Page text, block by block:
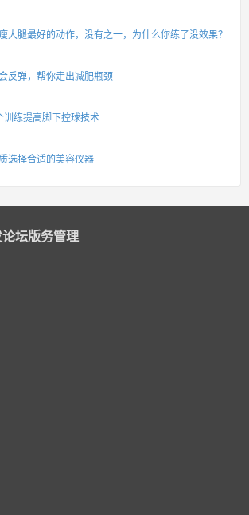
大腿最好的动作，没有之一，为什么你练了没效果？
反弹，帮你走出减肥瓶颈
训练提高脚下控球技术
选择合适的美容仪器
坛版务管理